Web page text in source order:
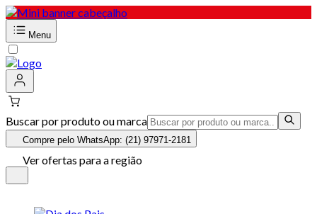
Menu
Buscar por produto ou marca
Compre pelo WhatsApp: (21) 97971-2181
Ver ofertas para a região